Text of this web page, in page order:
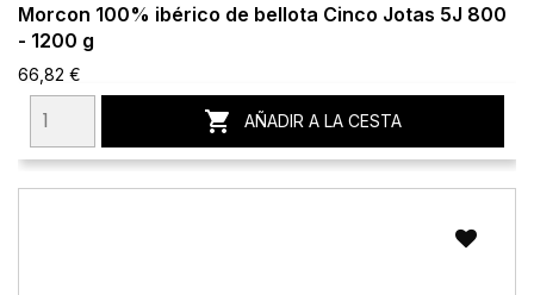
Morcon 100% ibérico de bellota Cinco Jotas 5J 800
- 1200 g
66,82 €
 AÑADIR A LA CESTA